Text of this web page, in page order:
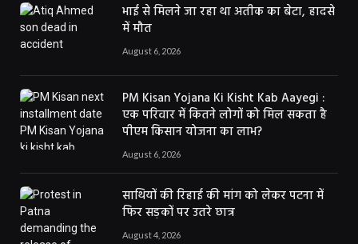
भाई से मिलने जा रहा था अतीक का बेटा, हादसे
में मौत
August 6, 2026
PM Kisan Yojana Ki Kisht Kab Aayegi :
एक परिवार में कितने लोगों को मिल सकता है
पीएम किसान योजना का लाभ?
August 6, 2026
साथियों की रिहाई की मांग को लेकर पटना में
फिर सड़कों पर उतरे छात्र
August 4, 2026